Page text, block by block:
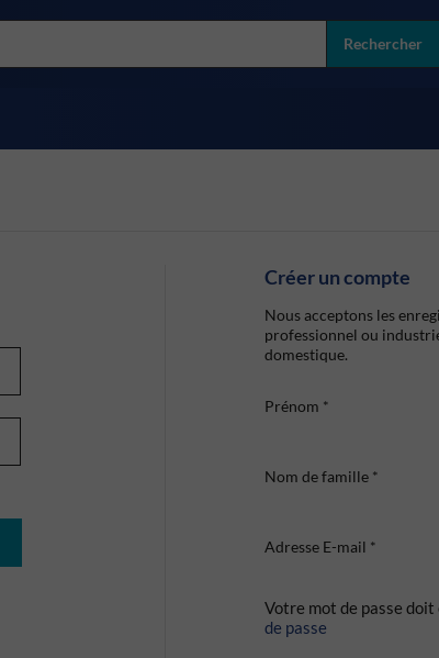
Rechercher
Créer un compte
Nous acceptons les
professionnel ou
domestique.
Prénom *
Nom de famille *
Adresse E-mail *
Votre mot de passe
de passe